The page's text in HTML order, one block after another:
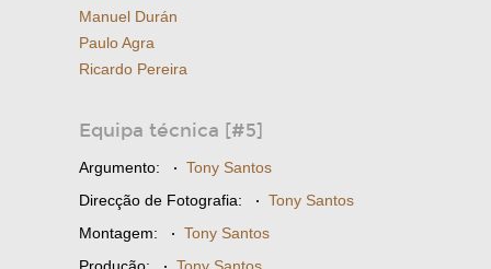
Manuel Durán
Paulo Agra
Ricardo Pereira
Equipa técnica [#5]
Argumento: · Tony Santos
Direcção de Fotografia: · Tony Santos
Montagem: · Tony Santos